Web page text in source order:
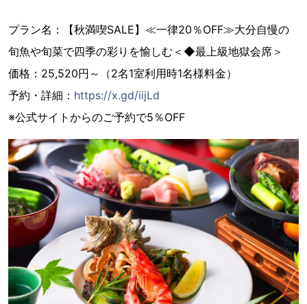
プラン名：【秋満喫SALE】≪一律20％OFF≫大分自慢の
旬魚や旬菜で四季の彩りを愉しむ＜◆最上級地獄会席＞
価格：25,520円～（2名1室利用時1名様料金）
予約・詳細： https://x.gd/iijLd
※公式サイトからのご予約で5％OFF